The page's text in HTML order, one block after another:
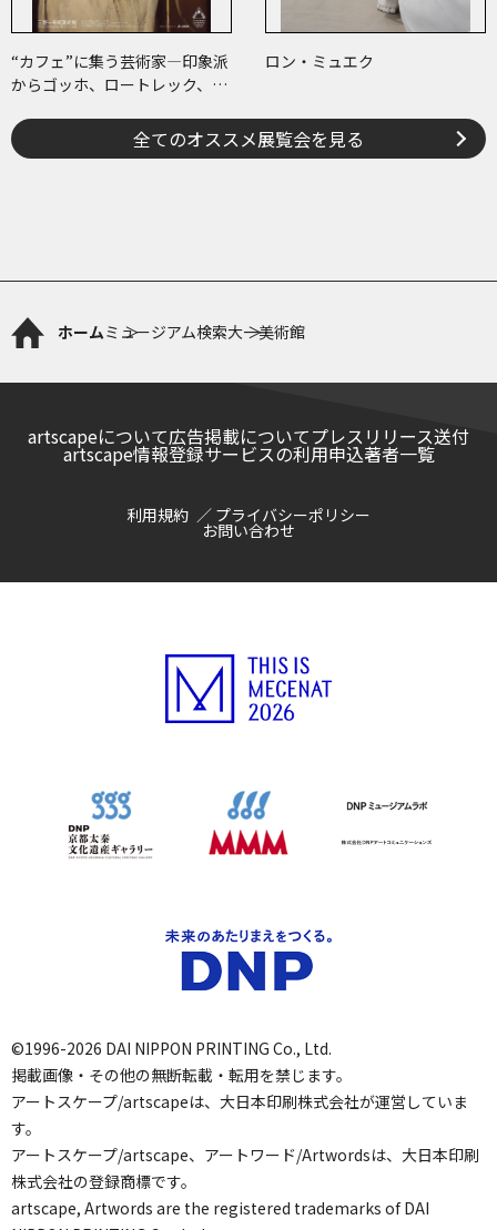
“カフェ”に集う芸術家―印象派
からゴッホ、ロートレック、ピ
ロン・ミュエク
全てのオススメ展覧会を見る
ホームミュージアム検索大一美術館
artscapeについて広告掲載についてプレスリリース送付
artscape情報登録サービスの利用申込著者一覧
利用規約 プライバシーポリシー
お問い合わせ
©1996-2026 DAI NIPPON PRINTING Co., Ltd.
掲載画像・その他の無断転載・転用を禁じます。
アートスケープ/artscapeは、大日本印刷株式会社が運営していま
す。
アートスケープ/artscape、アートワード/Artwordsは、大日本印刷
株式会社の登録商標です。
artscape, Artwords are the registered trademarks of DAI